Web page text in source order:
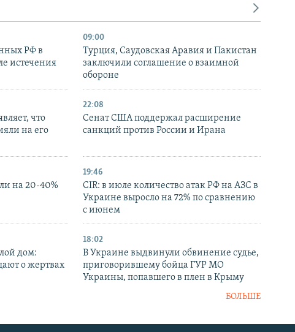
РФ в
истечения
09:00
Турция, Саудовская Аравия и Пакистан
заключили соглашение о взаимной
обороне
что
на его
22:08
Сенат США поддержал расширение
санкций против России и Ирана
на 20-40%
19:46
CIR: в июле количество атак РФ на АЗС в
Украине выросло на 72% по сравнению
с июнем
дом:
о жертвах
18:02
В Украине выдвинули обвинение судье,
приговорившему бойца ГУР МО
Украины, попавшего в плен в Крыму
БОЛЬШЕ